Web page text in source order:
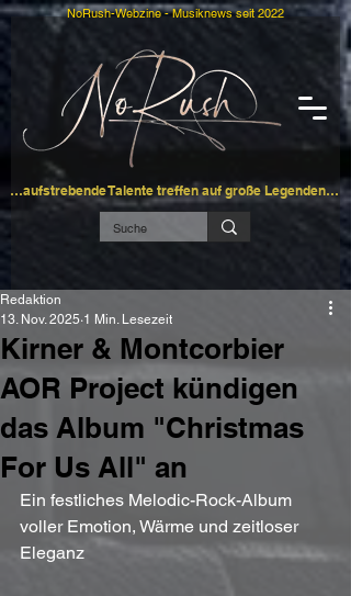
…aufstrebende Talente treffen auf große Legenden…
NoRush-Webzine - Musiknews seit 2022
Kirner & Montcorbier
AOR Project kündigen
das Album "Christmas
For Us All" an
Redaktion
13. Nov. 2025 1 Min. Lesezeit
Ein festliches Melodic-Rock-Album
voller Emotion, Wärme und zeitloser
Eleganz